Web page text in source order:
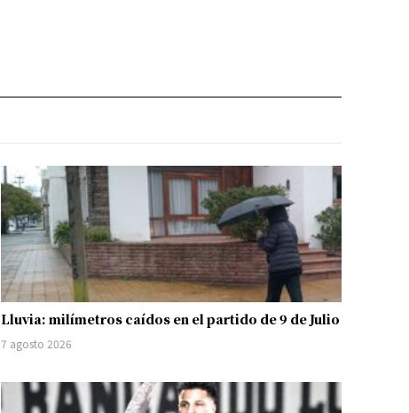
Lluvia: milímetros caídos en el partido de 9 de Julio
7 agosto 2026